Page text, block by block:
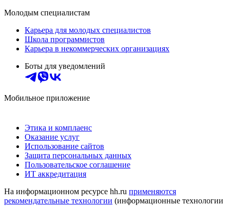
Молодым специалистам
Карьера для молодых специалистов
Школа программистов
Карьера в некоммерческих организациях
Боты для уведомлений
Мобильное приложение
Этика и комплаенс
Оказание услуг
Использование сайтов
Защита персональных данных
Пользовательское соглашение
ИТ аккредитация
На информационном ресурсе hh.ru применяются
рекомендательные технологии (информационные технологии